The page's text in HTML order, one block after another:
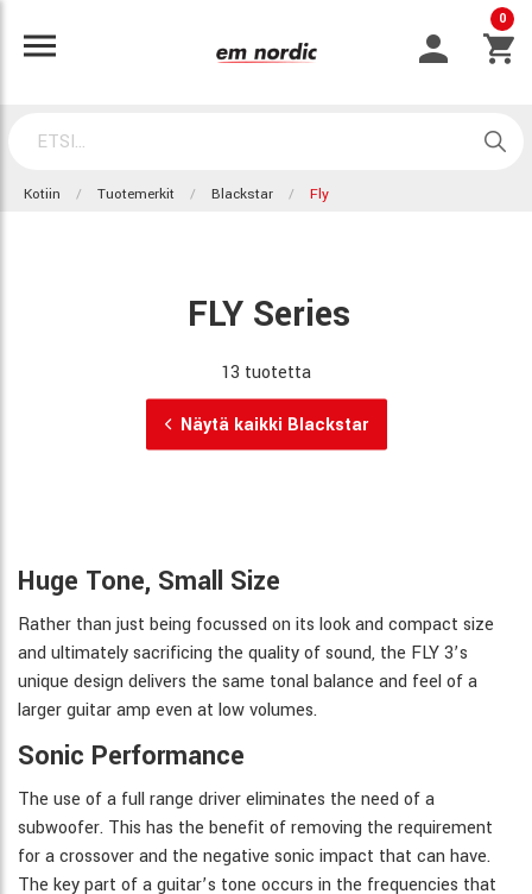
0
Kotiin Tuotemerkit Blackstar Fly
FLY Series
13 tuotetta
Näytä kaikki Blackstar
Huge Tone, Small Size
Rather than just being focussed on its look and compact size
and ultimately sacrificing the quality of sound, the FLY 3’s
unique design delivers the same tonal balance and feel of a
larger guitar amp even at low volumes.
Sonic Performance
The use of a full range driver eliminates the need of a
subwoofer. This has the benefit of removing the requirement
for a crossover and the negative sonic impact that can have.
The key part of a guitar’s tone occurs in the frequencies that